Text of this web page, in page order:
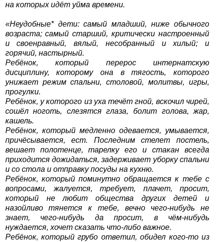
на которых идёт уйма времени.
«Неудобные* дети: самый младший, ниже обычного
возраста; самый старший, критически настроенный
и своенравный, вялый, несобранный и хилый; и
горячий, настырный.
Ребёнок, который перерос интернатскую
дисциплину, которому она в тягость, которого
унижает режим спальни, столовой, молитвы, игры,
прогулки.
Ребёнок, у которого из уха течёт гной, вскочил чирей,
сошёл ноготь, слезятся глаза, болит голова, жар,
кашель.
Ребёнок, который медленно одевается, умывается,
причёсывается, ест. Последним стелет постель,
вешает полотенце, тарелку его и стакан всегда
приходится дожидаться, задерживает уборку спальни
и со стола и отправку посуды на кухню.
Ребёнок, который поминутно обращается к тебе с
вопросами, жалуется, требует, плачет, просит,
который не любит общества других детей и
назойливо тянется к тебе, вечно чего-нибудь не
знает, чего-нибудь да просит, в чём-нибудь
нуждается, хочет сказать что-либо важное.
Ребёнок, который грубо ответил, обидел кого-то из